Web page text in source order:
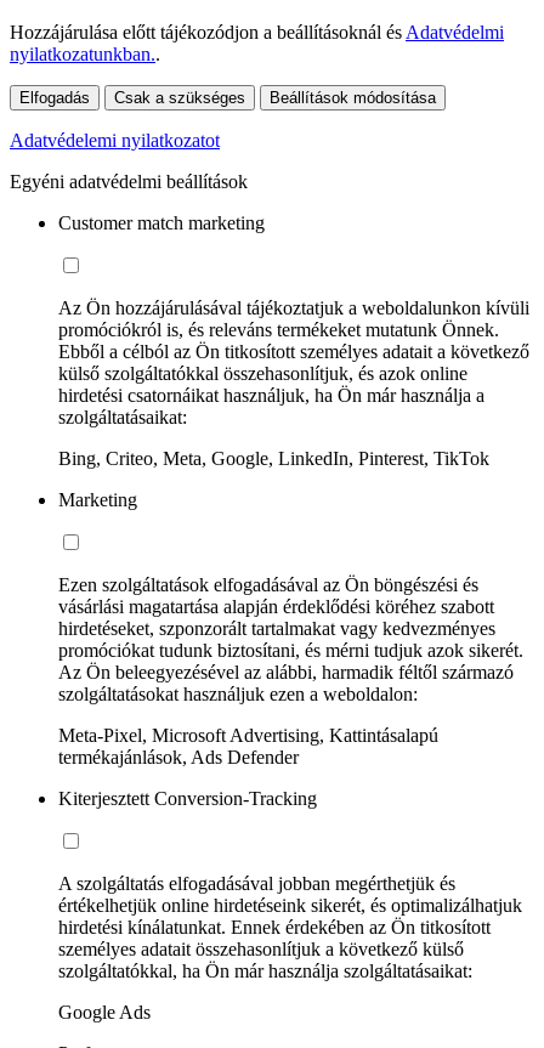
Hozzájárulása előtt tájékozódjon a beállításoknál és Adatvédelmi
nyilatkozatunkban..
Elfogadás Csak a szükséges Beállítások módosítása
Adatvédelemi nyilatkozatot
Egyéni adatvédelmi beállítások
Customer match marketing
Az Ön hozzájárulásával tájékoztatjuk a weboldalunkon kívüli
promóciókról is, és releváns termékeket mutatunk Önnek.
Ebből a célból az Ön titkosított személyes adatait a következő
külső szolgáltatókkal összehasonlítjuk, és azok online
hirdetési csatornáikat használjuk, ha Ön már használja a
szolgáltatásaikat:
Bing, Criteo, Meta, Google, LinkedIn, Pinterest, TikTok
Marketing
Ezen szolgáltatások elfogadásával az Ön böngészési és
vásárlási magatartása alapján érdeklődési köréhez szabott
hirdetéseket, szponzorált tartalmakat vagy kedvezményes
promóciókat tudunk biztosítani, és mérni tudjuk azok sikerét.
Az Ön beleegyezésével az alábbi, harmadik féltől származó
szolgáltatásokat használjuk ezen a weboldalon:
Meta-Pixel, Microsoft Advertising, Kattintásalapú
termékajánlások, Ads Defender
Kiterjesztett Conversion-Tracking
A szolgáltatás elfogadásával jobban megérthetjük és
értékelhetjük online hirdetéseink sikerét, és optimalizálhatjuk
hirdetési kínálatunkat. Ennek érdekében az Ön titkosított
személyes adatait összehasonlítjuk a következő külső
szolgáltatókkal, ha Ön már használja szolgáltatásaikat:
Google Ads